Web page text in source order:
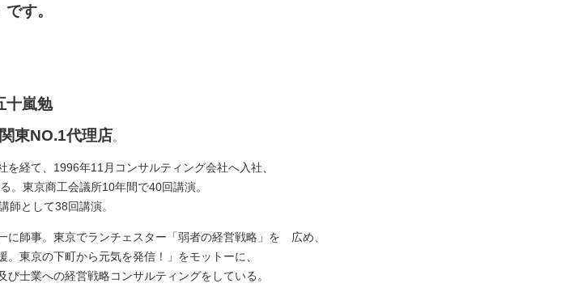
す。
十嵐勉
東NO.1代理店。
を経て、1996年11月コンサルティング会社へ入社、
。東京商工会議所10年間で40回講演。
師として38回講演。
に師事。東京でランチェスター「弱者の経営戦略」を 広め、
東京の下町から元気を発信！」をモットーに、
士業への経営戦略コンサルティングをしている。